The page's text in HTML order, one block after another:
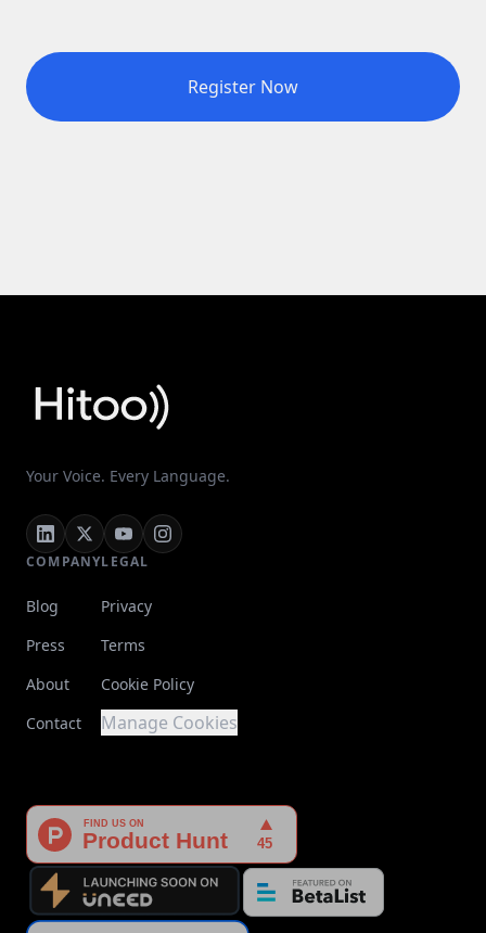
Register Now
Your Voice. Every Language.
COMPANY
Blog
Press
About
Contact
LEGAL
Privacy
Terms
Cookie Policy
Manage Cookies